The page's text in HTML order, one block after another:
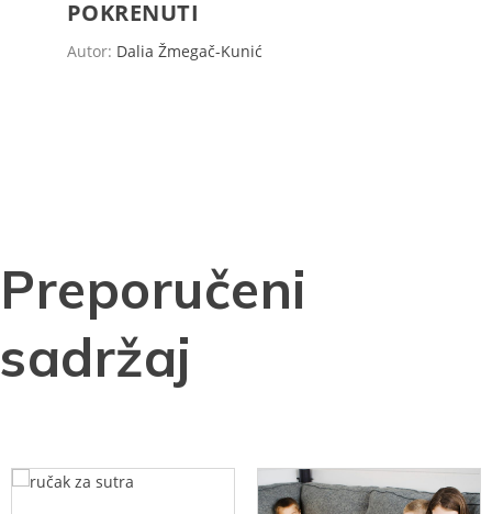
POKRENUTI
Autor: Dalia Žmegač-Kunić
Preporučeni
sadržaj